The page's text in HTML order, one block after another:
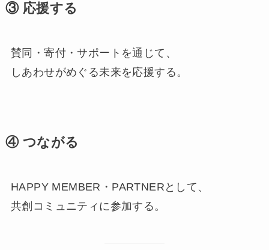
③ 応援する
賛同・寄付・サポートを通じて、
しあわせがめぐる未来を応援する。
④ つながる
HAPPY MEMBER・PARTNERとして、
共創コミュニティに参加する。